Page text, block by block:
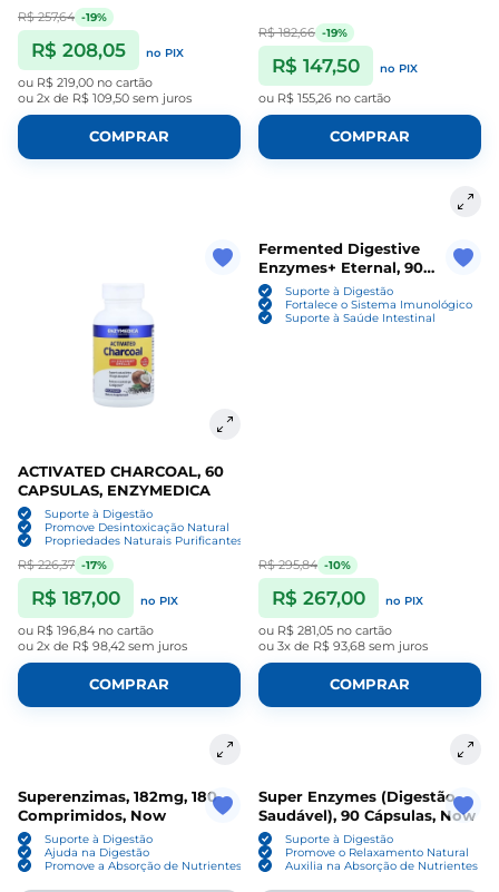
R$ 257,64 -19%
R$ 208,05 no PIX
ou R$ 219,00 no cartão
ou 2x de R$ 109,50 sem juros
COMPRAR
R$ 182,66 -19%
R$ 147,50 no PIX
ou R$ 155,26 no cartão
COMPRAR
ACTIVATED CHARCOAL, 60
CAPSULAS, ENZYMEDICA
Suporte à Digestão
Promove Desintoxicação Natural
Propriedades Naturais Purificantes
R$ 226,37 -17%
R$ 187,00 no PIX
ou R$ 196,84 no cartão
ou 2x de R$ 98,42 sem juros
COMPRAR
Fermented Digestive
Enzymes+ Eternal, 90
Cápsulas, CODEAGE
Suporte à Digestão
Fortalece o Sistema Imunológico
Suporte à Saúde Intestinal
R$ 295,84 -10%
R$ 267,00 no PIX
ou R$ 281,05 no cartão
ou 3x de R$ 93,68 sem juros
COMPRAR
Superenzimas, 182mg, 180
Comprimidos, Now
Suporte à Digestão
Ajuda na Digestão
Promove a Absorção de Nutrientes
Super Enzymes (Digestão
Saudável), 90 Cápsulas, Now
Suporte à Digestão
Promove o Relaxamento Natural
Auxilia na Absorção de Nutrientes